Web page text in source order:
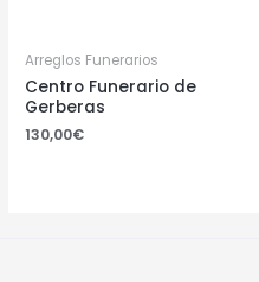
Arreglos Funerarios
Centro Funerario de
Gerberas
130,00€